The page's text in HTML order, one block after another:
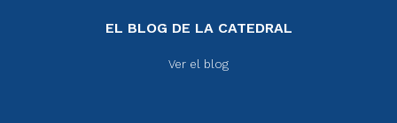
EL BLOG DE LA CATEDRAL
Ver el blog